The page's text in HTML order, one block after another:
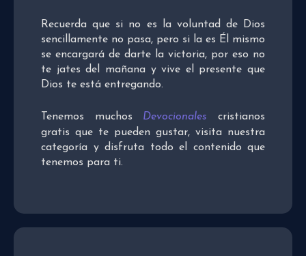
Recuerda que si no es la voluntad de Dios
sencillamente no pasa, pero si la es Él mismo
se encargará de darte la victoria, por eso no
te jates del mañana y vive el presente que
Dios te está entregando.
Tenemos muchos Devocionales cristianos
gratis que te pueden gustar, visita nuestra
categoría y disfruta todo el contenido que
tenemos para ti.